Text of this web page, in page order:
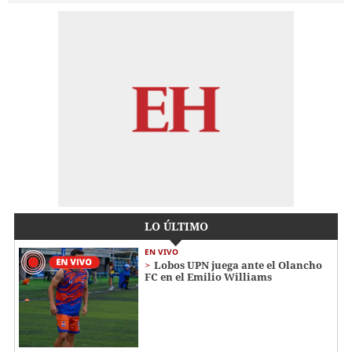
LO ÚLTIMO
EN VIVO
Lobos UPN juega ante el Olancho
FC en el Emilio Williams